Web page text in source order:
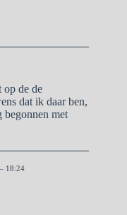
op de de
dat ik daar ben,
begonnen met
18:24